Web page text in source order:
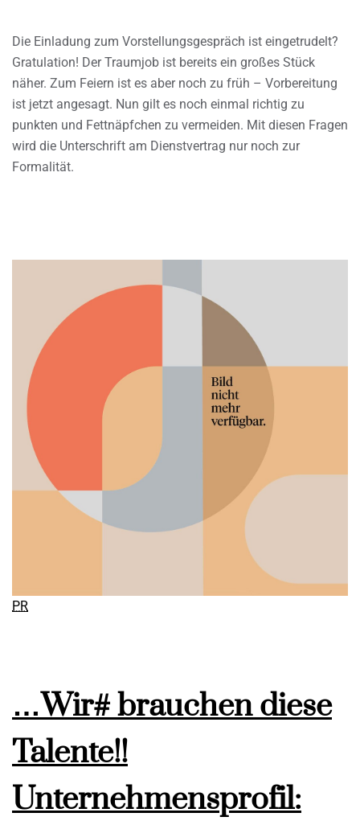
Die Einladung zum Vorstellungsgespräch ist eingetrudelt?
Gratulation! Der Traumjob ist bereits ein großes Stück
näher. Zum Feiern ist es aber noch zu früh – Vorbereitung
ist jetzt angesagt. Nun gilt es noch einmal richtig zu
punkten und Fettnäpfchen zu vermeiden. Mit diesen Fragen
wird die Unterschrift am Dienstvertrag nur noch zur
Formalität.
PR
…Wir# brauchen diese
Talente!!
Unternehmensprofil: